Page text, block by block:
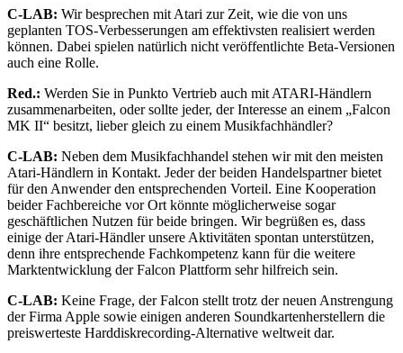
C-LAB: Wir besprechen mit Atari zur Zeit, wie die von uns
geplanten TOS-Verbesserungen am effektivsten realisiert werden
können. Dabei spielen natürlich nicht veröffentlichte Beta-Versionen
auch eine Rolle.
Red.: Werden Sie in Punkto Vertrieb auch mit ATARI-Händlern
zusammenarbeiten, oder sollte jeder, der Interesse an einem „Falcon
MK II“ besitzt, lieber gleich zu einem Musikfachhändler?
C-LAB: Neben dem Musikfachhandel stehen wir mit den meisten
Atari-Händlern in Kontakt. Jeder der beiden Handelspartner bietet
für den Anwender den entsprechenden Vorteil. Eine Kooperation
beider Fachbereiche vor Ort könnte möglicherweise sogar
geschäftlichen Nutzen für beide bringen. Wir begrüßen es, dass
einige der Atari-Händler unsere Aktivitäten spontan unterstützen,
denn ihre entsprechende Fachkompetenz kann für die weitere
Marktentwicklung der Falcon Plattform sehr hilfreich sein.
C-LAB: Keine Frage, der Falcon stellt trotz der neuen Anstrengung
der Firma Apple sowie einigen anderen Soundkartenherstellern die
preiswerteste Harddiskrecording-Alternative weltweit dar.